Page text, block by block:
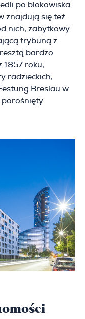
po blokowiska
znajdują się też
nich, zabytkowy
trybuną z
bardzo
1857 roku,
radzieckich,
Breslau w
porośnięty